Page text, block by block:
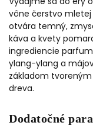
vône čerstvo mletej
otvára temný,
káva a kvety
ingrediencie
ylang-ylang a
základom
dreva.
Dodatočné